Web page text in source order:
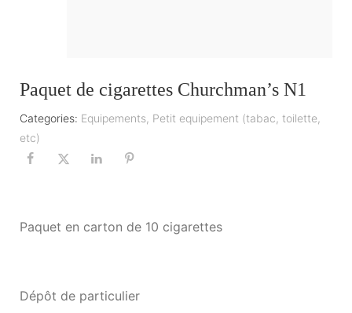
Paquet de cigarettes Churchman’s N1
Categories: Equipements, Petit equipement (tabac, toilette,
etc)
Paquet en carton de 10 cigarettes
Dépôt de particulier